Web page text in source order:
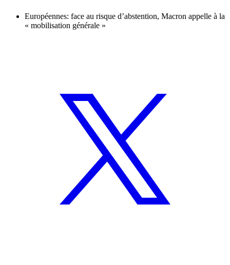
Européennes: face au risque d’abstention, Macron appelle à la
« mobilisation générale »